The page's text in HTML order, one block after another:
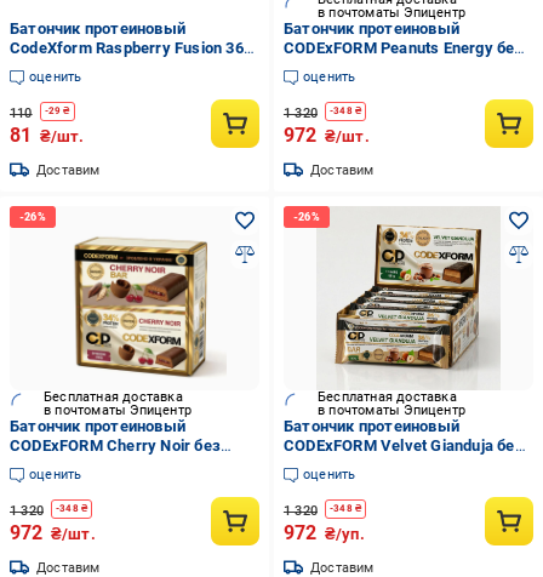
Батончик протеиновый
CodeXform Raspberry Fusion 36%
протеина без сахара (BAR-
FUSION-01)
оценить
110 -29 ₴
81 ₴/шт.
Доставим
в почтоматы Эпицентр
Батончик протеиновый
CODExFORM Peanuts Energy без
сахара 34% белка 12 шт.
(2934805022)
оценить
1 320 -348₴
972 ₴/шт.
Доставим
Бесплатная доставка
в почтоматы Эпицентр
Батончик протеиновый
CODExFORM Cherry Noir без
сахара 34% белка 12 шт.
(2934805019)
оценить
1 320 -348₴
972 ₴/шт.
Доставим
Бесплатная доставка
в почтоматы Эпицентр
Батончик протеиновый
CODExFORM Velvet Gianduja без
сахара 34% белка 12 шт.
(2934805024)
оценить
1 320 -348₴
972 ₴/уп.
Доставим